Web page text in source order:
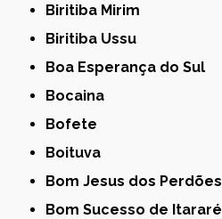
Biritiba Mirim
Biritiba Ussu
Boa Esperança do Sul
Bocaina
Bofete
Boituva
Bom Jesus dos Perdões
Bom Sucesso de Itararé